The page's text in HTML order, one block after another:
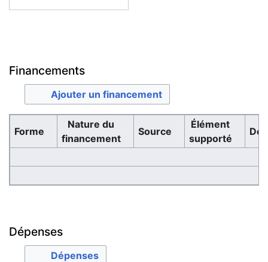
Financements
Ajouter un financement
Forme
Nature du
financement
Source
Élément
supporté
Dépenses
Dépenses